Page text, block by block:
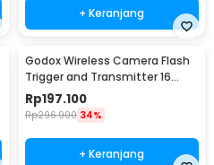
+ Keranjang
Godox Wireless Camera Flash
Trigger and Transmitter 16
Channel - CT-16
Rp197.100
Rp296.900 34%
+ Keranjang